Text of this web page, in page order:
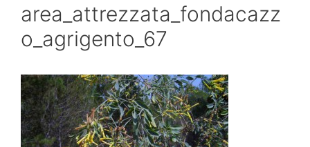
area_attrezzata_fondacazz
o_agrigento_67